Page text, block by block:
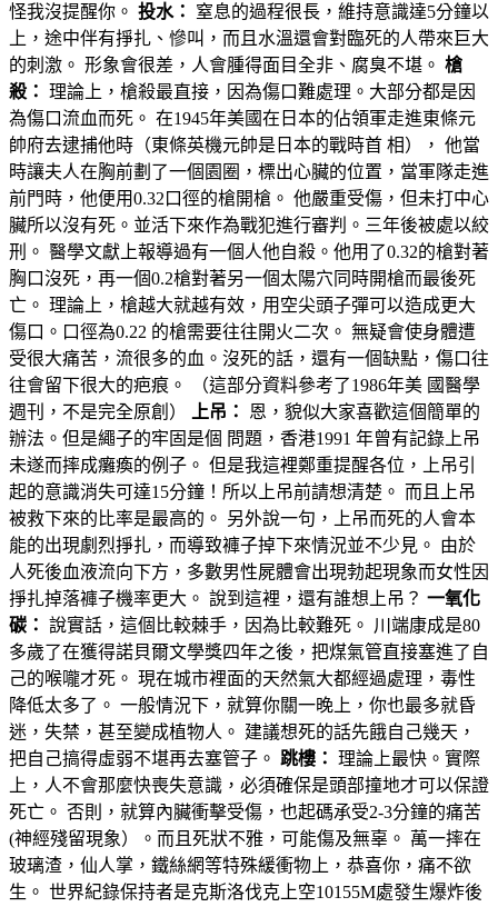
怪我沒提醒你。 投水：
窒息的過程很長，維持意識達5分鐘以
上，途中伴有掙扎、慘叫，而且水溫還會對臨死的人帶來巨大
的刺激。 形象會很差，人會腫得面目全非、腐臭不堪。 槍
殺： 理論上，槍殺最直接，因為傷口難處理。大部分都是因
為傷口流血而死。 在1945年美國在日本的佔領軍走進東條元
帥府去逮捕他時（東條英機元帥是日本的戰時首 相）， 他當
時讓夫人在胸前劃了一個園圈，標出心臟的位置，當軍隊走進
前門時，他便用0.32口徑的槍開槍。 他嚴重受傷，但未打中心
臟所以沒有死。並活下來作為戰犯進行審判。三年後被處以絞
刑。 醫學文獻上報導過有一個人他自殺。他用了0.32的槍對著
胸口沒死，再一個0.2槍對著另一個太陽穴同時開槍而最後死
亡。 理論上，槍越大就越有效，用空尖頭子彈可以造成更大
傷口。口徑為0.22 的槍需要往往開火二次。 無疑會使身體遭
受很大痛苦，流很多的血。沒死的話，還有一個缺點，傷口往
往會留下很大的疤痕。 （這部分資料參考了1986年美 國醫學
週刊，不是完全原創）
上吊：
恩，貌似大家喜歡這個簡單的
辦法。但是繩子的牢固是個 問題，香港1991 年曾有記錄上吊
未遂而摔成癱瘓的例子。 但是我這裡鄭重提醒各位，上吊引
起的意識消失可達15分鐘！所以上吊前請想清楚。 而且上吊
被救下來的比率是最高的。 另外說一句，上吊而死的人會本
能的出現劇烈掙扎，而導致褲子掉下來情況並不少見。 由於
人死後血液流向下方，多數男性屍體會出現勃起現象而女性因
掙扎掉落褲子機率更大。 說到這裡，還有誰想上吊？ 一氧化
碳： 說實話，這個比較棘手，因為比較難死。 川端康成是80
多歲了在獲得諾貝爾文學獎四年之後，把煤氣管直接塞進了自
己的喉嚨才死。 現在城市裡面的天然氣大都經過處理，毒性
降低太多了。 一般情況下，就算你關一晚上，你也最多就昏
迷，失禁，甚至變成植物人。 建議想死的話先餓自己幾天，
把自己搞得虛弱不堪再去塞管子。 跳樓： 理論上最快。實際
上，人不會那麼快喪失意識，必須確保是頭部撞地才可以保證
死亡。 否則，就算內臟衝擊受傷，也起碼承受2-3分鐘的痛苦
(神經殘留現象）。而且死狀不雅，可能傷及無辜。 萬一摔在
玻璃渣，仙人掌，鐵絲網等特殊緩衝物上，恭喜你，痛不欲
生。 世界紀錄保持者是克斯洛伐克上空10155M處發生爆炸後